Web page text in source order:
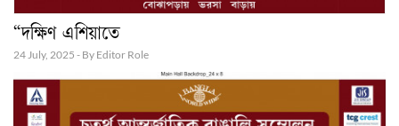
“দক্ষিণ এশিয়াতে
24 July, 2025 - By Editor Role